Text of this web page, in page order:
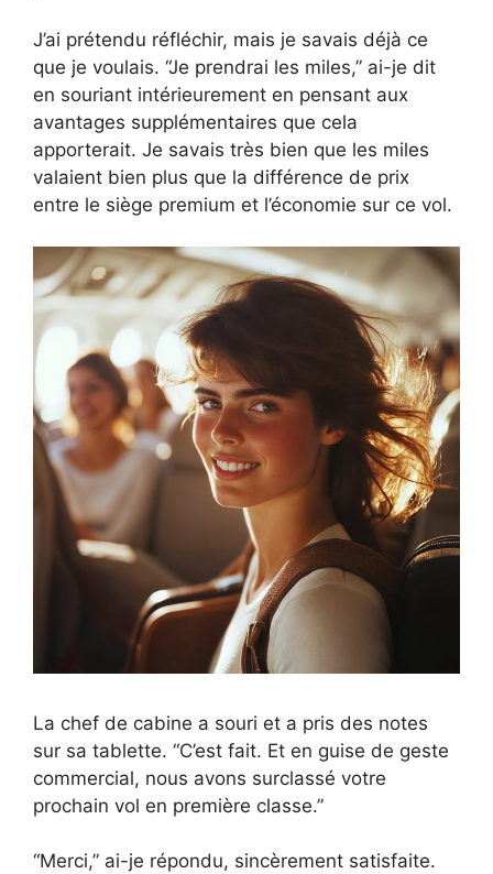
J’ai prétendu réfléchir, mais je savais déjà ce
que je voulais. “Je prendrai les miles,” ai-je dit
en souriant intérieurement en pensant aux
avantages supplémentaires que cela
apporterait. Je savais très bien que les miles
valaient bien plus que la différence de prix
entre le siège premium et l’économie sur ce vol.
La chef de cabine a souri et a pris des notes
sur sa tablette. “C’est fait. Et en guise de geste
commercial, nous avons surclassé votre
prochain vol en première classe.”
“Merci,” ai-je répondu, sincèrement satisfaite.